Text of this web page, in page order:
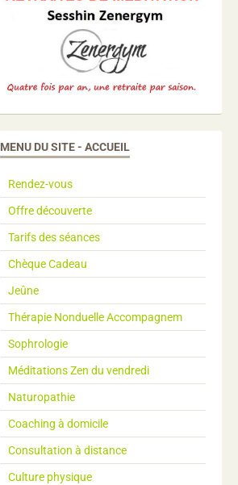
MENU DU SITE - ACCUEIL
Rendez-vous
Offre découverte
Tarifs des séances
Chèque Cadeau
Jeûne
Thérapie Nonduelle Accompagnem
Sophrologie
Méditations Zen du vendredi
Naturopathie
Coaching à domicile
Consultation à distance
Culture physique